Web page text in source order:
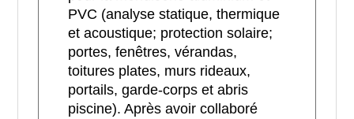
PVC (analyse statique, thermique
et acoustique; protection solaire;
portes, fenêtres, vérandas,
toitures plates, murs rideaux,
portails, garde-corps et abris
piscine). Après avoir collaboré